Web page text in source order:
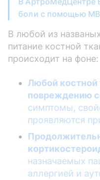
боли с помощью
В любой из
питание костной
происходит на фоне:
Любой
повреждению
симптомы,
проявляются
назначаемых
аллергией и